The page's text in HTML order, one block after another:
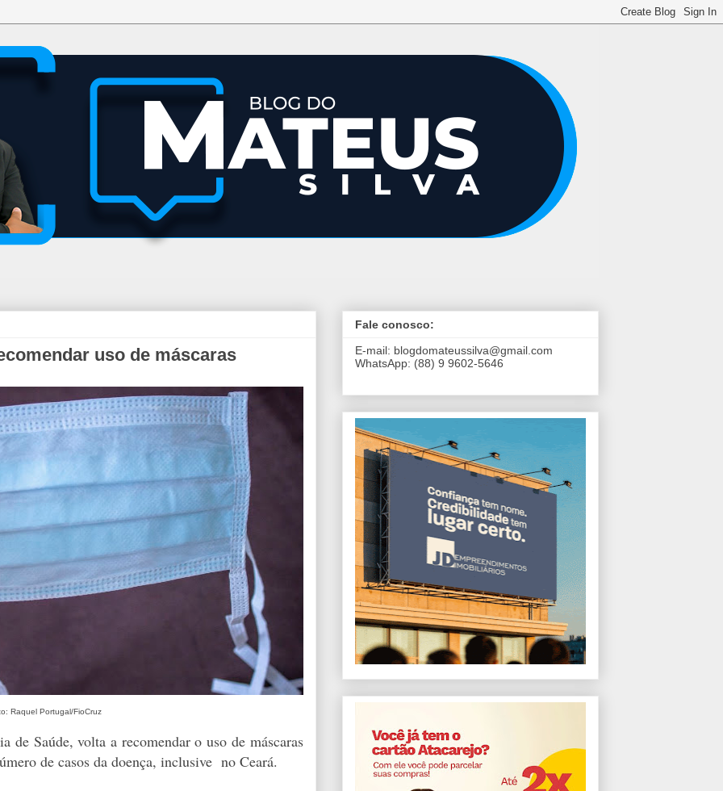
uso de máscaras
Raquel Portugal/FioCruz
de Saúde, volta a recomendar o uso de máscaras
de casos da doença, inclusive no Ceará.
Fale conosco:
E-mail: blogdomateussilva@gmail.com
WhatsApp: (88) 9 9602-5646